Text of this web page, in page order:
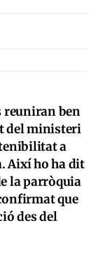
reuniran ben
del ministeri
a
Així ho ha dit
la parròquia
que
des del